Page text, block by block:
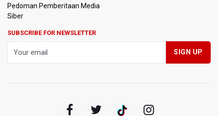
Kemenag Terbitkan 40 Buku Digital Pendidikan Agama
Islam, Dapat Diunduh Gratis
Polda Metro Jaya Pulangkan Tiga WNI Korban TPPO dari
Libya
Pedoman Pemberitaan Media
Siber
SUBSCRIBE FOR NEWSLETTER